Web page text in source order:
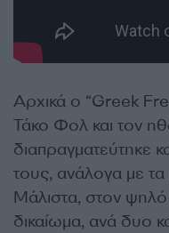
Αρχικά ο “Greek
Τάκο Φολ και τον
διαπραγματεύτηκε
τους, ανάλογα με
Μάλιστα, στον
δικαίωμα, ανά δυο